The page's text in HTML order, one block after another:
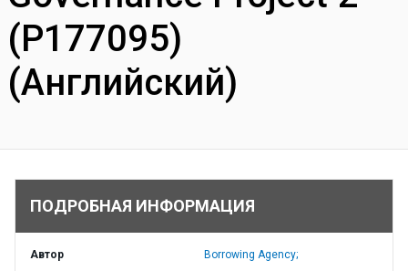
(P177095)
(Английский)
ПОДРОБНАЯ ИНФОРМАЦИЯ
Автор Borrowing Agency;